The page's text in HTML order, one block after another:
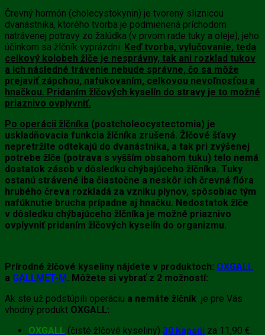
Črevný hormón (cholecystokynin) je tvorený sliznicou
dvanástnika, ktorého tvorba je podmienená príchodom
natrávenej potravy zo žalúdka (v prvom rade tuky a oleje), jeho
účinkom sa žlčník vyprázdni. Keď tvorba, vylučovanie, teda
celkový kolobeh žlče je nesprávny, tak ani rozklad tukov
a ich následné trávenie nebude správne, čo sa môže
prejaviť zápchou, nafukovaním, celkovou nevoľnosťou a
hnačkou. Pridaním žlčových kyselín do stravy je to možné
priaznivo ovplyvniť.
Po operácii žlčníka (postcholeocystectomia) je
uskladňovacia funkcia žlčníka zrušená. Žlčové šťavy
nepretržite odtekajú do dvanástnika, a tak pri zvýšenej
potrebe žlče (potrava s vyšším obsahom tuku) telo nemá
dostatok zásob v dôsledku chýbajúceho žlčníka. Tuky
ostanú strávené iba čiastočne a neskôr ich črevná flóra
hrubého čreva rozkladá za vzniku plynov, spôsobiac tým
nafúknutie brucha prípadne aj hnačku. Nedostatok žlče
v dôsledku chýbajúceho žlčníka je možné priaznivo
ovplyvniť pridaním žlčových kyselín do organizmu.
Prírodné žlčové kyseliny nájdete v produktoch: OXGALL
a GALLMET-M. Môžete si vybrať z 2 možností:
Ak ste už podstúpili operáciu a nemáte žlčník je pre Vás
vhodný produkt OXGALL:
OXGALL (čisté žlčové kyseliny) 30 kapsúl za 11,90 €.